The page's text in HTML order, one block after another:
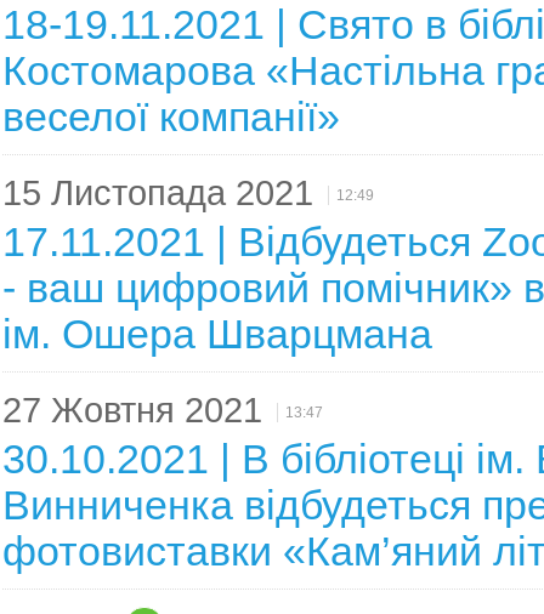
18-19.11.2021 | Свято в
Костомарова «Настільна
веселої компанії»
15 Листопада 2021 12:49
17.11.2021 | Відбудеться
- ваш цифровий помічник»
ім. Ошера Шварцмана
27 Жовтня 2021 13:47
30.10.2021 | В бібліотеці ім.
Винниченка відбудеться
фотовиставки «Кам’яний